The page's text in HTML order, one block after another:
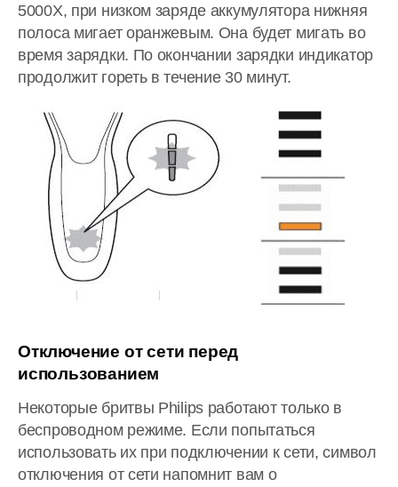
5000X, при низком заряде аккумулятора нижняя
полоса мигает оранжевым. Она будет мигать во
время зарядки. По окончании зарядки индикатор
продолжит гореть в течение 30 минут.
Отключение от сети перед
использованием
Некоторые бритвы Philips работают только в
беспроводном режиме. Если попытаться
использовать их при подключении к сети, символ
отключения от сети напомнит вам о